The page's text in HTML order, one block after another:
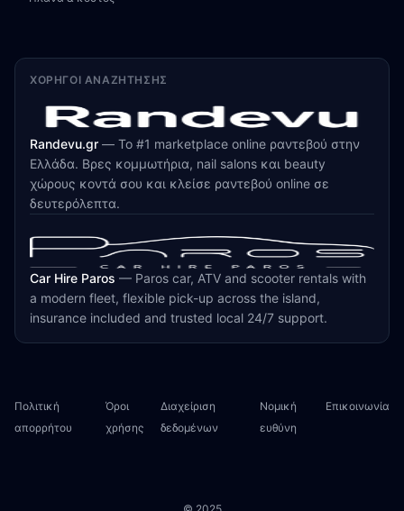
ΧΟΡΗΓΟΊ ΑΝΑΖΉΤΗΣΗΣ
Randevu.gr — Το #1 marketplace online ραντεβού στην
Ελλάδα. Βρες κομμωτήρια, nail salons και beauty
χώρους κοντά σου και κλείσε ραντεβού online σε
δευτερόλεπτα.
Car Hire Paros — Paros car, ATV and scooter rentals with
a modern fleet, flexible pick-up across the island,
insurance included and trusted local 24/7 support.
Πολιτική
απορρήτου
Όροι
χρήσης
Διαχείριση
δεδομένων
Νομική
ευθύνη
Επικοινωνία